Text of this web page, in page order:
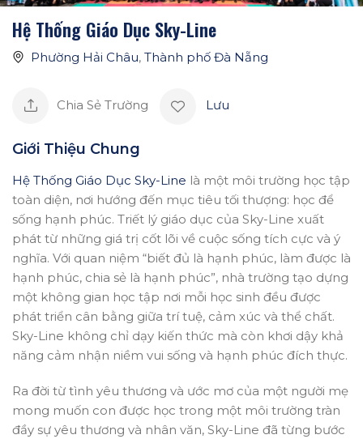
Hệ Thống Giáo Dục Sky-Line
Phường Hải Châu, Thành phố Đà Nẵng
Chia Sẻ Trường Lưu
Giới Thiệu Chung
Hệ Thống Giáo Dục Sky-Line là một môi trường học tập
toàn diện, nơi hướng đến mục tiêu tối thượng: học để
sống hạnh phúc. Triết lý giáo dục của Sky-Line xuất
phát từ những giá trị cốt lõi về cuộc sống tích cực và ý
nghĩa. Với quan niệm “biết đủ là hạnh phúc, làm được là
hạnh phúc, chia sẻ là hạnh phúc”, nhà trường tạo dựng
một không gian học tập nơi mỗi học sinh đều được
phát triển cân bằng giữa trí tuệ, cảm xúc và thể chất.
Sky-Line không chỉ dạy kiến thức mà còn khơi dậy khả
năng cảm nhận niềm vui sống và hạnh phúc đích thực.
Ra đời từ tình yêu thương và ước mơ của một người mẹ
mong muốn con được học trong một môi trường tràn
đầy sự yêu thương và nhân văn, Sky-Line đã từng bước